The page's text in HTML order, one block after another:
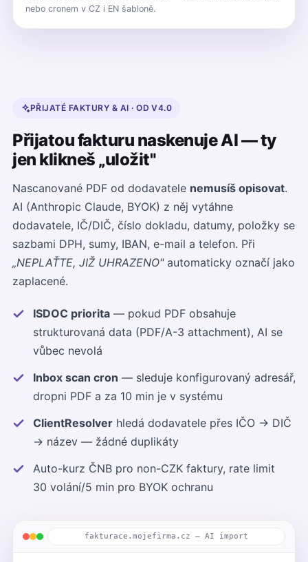
nebo cronem v CZ i EN šabloně.
PŘIJATÉ FAKTURY & AI · OD V4.0
Přijatou fakturu naskenuje AI — ty
jen klikneš „uložit"
Nascanované PDF od dodavatele nemusíš opisovat.
AI (Anthropic Claude, BYOK) z něj vytáhne
dodavatele, IČ/DIČ, číslo dokladu, datumy, položky se
sazbami DPH, sumy, IBAN, e-mail a telefon. Při
„NEPLAŤTE, JIŽ UHRAZENO"automaticky označí jako
zaplacené.
ISDOC priorita — pokud PDF obsahuje
strukturovaná data (PDF/A-3 attachment), AI se
vůbec nevolá
Inbox scan cron — sleduje konfigurovaný adresář,
dropni PDF a za 10 min je v systému
ClientResolver hledá dodavatele přes IČO → DIČ
→ název — žádné duplikáty
Auto-kurz ČNB pro non-CZK faktury, rate limit
30 volání/5 min pro BYOK ochranu
fakturace.mojefirma.cz — AI import